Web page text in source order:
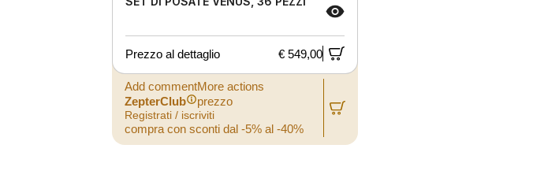
Prezzo al dettaglio € 549,00
Add commentMore actions
ZepterClub
prezzo
Registrati / iscriviti
compra con sconti dal -5% al -40%